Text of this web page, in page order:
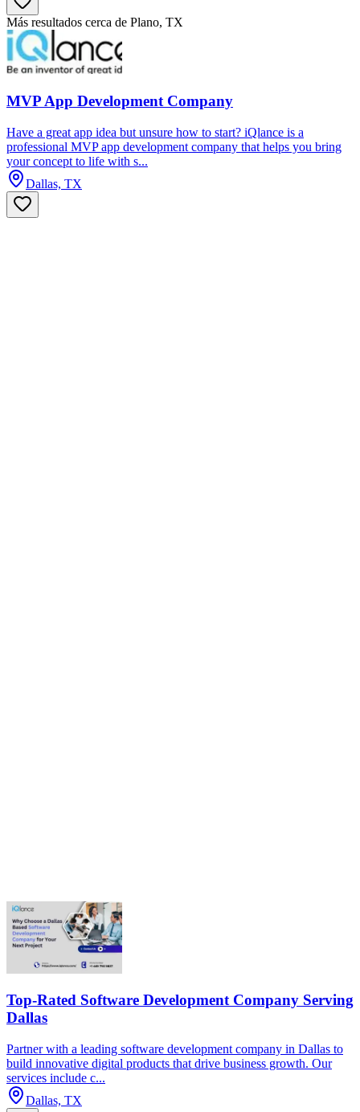
Más resultados cerca de Plano, TX
MVP App Development Company
Have a great app idea but unsure how to start? iQlance is a
professional MVP app development company that helps you bring
your concept to life with s...
Dallas, TX
Top-Rated Software Development Company Serving
Dallas
Partner with a leading software development company in Dallas to
build innovative digital products that drive business growth. Our
services include c...
Dallas, TX